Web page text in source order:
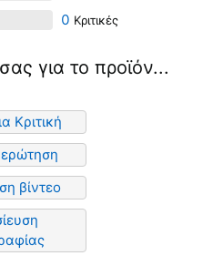
0
για το προϊόν...
Κριτική
βίντεο